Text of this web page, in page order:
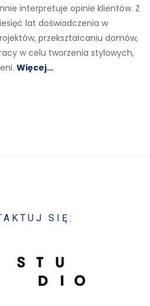
interpretuje opinie klientów. Z
lat doświadczenia w
przekształcaniu domów,
w celu tworzenia stylowych,
Więcej…
SIĘ: